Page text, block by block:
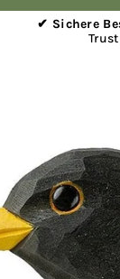
✔ Sichere